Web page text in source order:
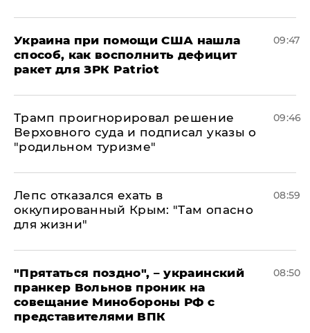
Украина при помощи США нашла
способ, как восполнить дефицит
ракет для ЗРК Patriot
09:47
Трамп проигнорировал решение
Верховного суда и подписал указы о
"родильном туризме"
09:46
Лепс отказался ехать в
оккупированный Крым: "Там опасно
для жизни"
08:59
"Прятаться поздно", – украинский
пранкер Вольнов проник на
совещание Минобороны РФ с
представителями ВПК
08:50